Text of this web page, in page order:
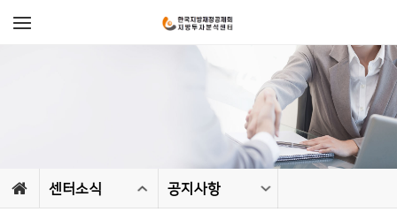
센터소식 공지사항